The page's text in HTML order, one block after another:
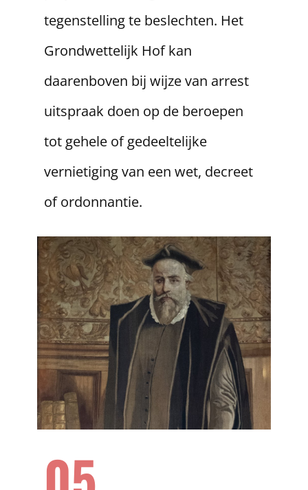
tegenstelling te beslechten. Het
Grondwettelijk Hof kan
daarenboven bij wijze van arrest
uitspraak doen op de beroepen
tot gehele of gedeeltelijke
vernietiging van een wet, decreet
of ordonnantie.